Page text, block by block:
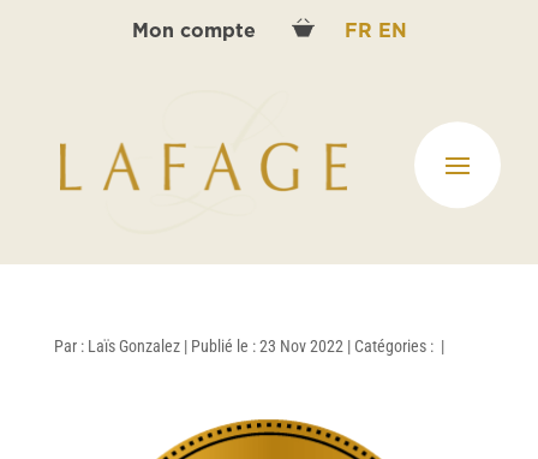
Mon compte FR EN
Par : Laïs Gonzalez | Publié le : 23 Nov 2022 | Catégories : |